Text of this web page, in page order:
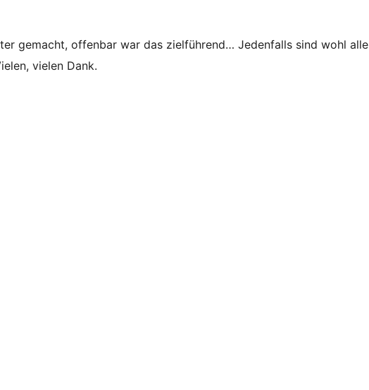
gemacht, offenbar war das zielführend… Jedenfalls sind wohl alle
vielen Dank.